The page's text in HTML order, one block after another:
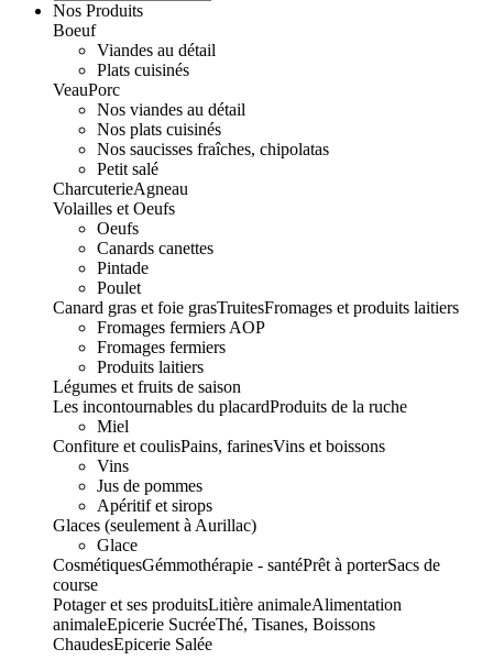
Nos Produits
Boeuf
Viandes au détail
Plats cuisinés
VeauPorc
Nos viandes au détail
Nos plats cuisinés
Nos saucisses fraîches, chipolatas
Petit salé
CharcuterieAgneau
Volailles et Oeufs
Oeufs
Canards canettes
Pintade
Poulet
Canard gras et foie grasTruitesFromages et produits laitiers
Fromages fermiers AOP
Fromages fermiers
Produits laitiers
Légumes et fruits de saison
Les incontournables du placardProduits de la ruche
Miel
Confiture et coulisPains, farinesVins et boissons
Vins
Jus de pommes
Apéritif et sirops
Glaces (seulement à Aurillac)
Glace
CosmétiquesGémmothérapie - santéPrêt à porterSacs de
course
Potager et ses produitsLitière animaleAlimentation
animaleEpicerie SucréeThé, Tisanes, Boissons
ChaudesEpicerie Salée